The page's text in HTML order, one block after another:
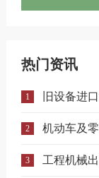
热门资讯
1 旧设备进
2
3 工程机械